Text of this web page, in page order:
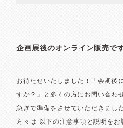
企画展後のオンライン販売です
お待たせいたしました！「会期後
すか？」と多くの方にお問い合わ
急ぎで準備をさせていただきまし
方々は 以下の注意事項と説明をお